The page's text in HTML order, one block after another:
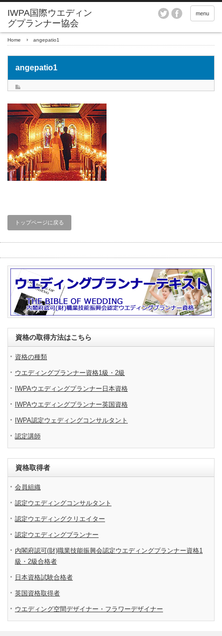
menu
Home angepatio1
angepatio1
トップページに戻る
資格の取得方法はこちら
資格の種類
ウエディングプランナー資格1級・2級
IWPAウエディングプランナー日本資格
IWPAウエディングプランナー英国資格
IWPA認定ウェディングコンサルタント
認定講師
資格取得者
会員組織
認定ウエディングコンサルタント
認定ウエディングクリエイター
認定ウエディングプランナー
内閣府認可(財)職業技能振興会認定ウエディングプランナー資格1
級・2級合格者
日本資格試験合格者
英国資格取得者
ウエディング空間デザイナー・フラワーデザイナー